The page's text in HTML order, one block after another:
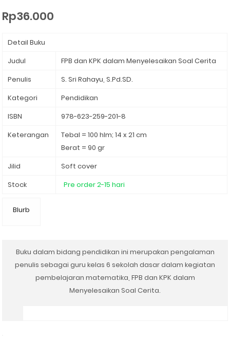
Rp36.000
Detail Buku
Judul
FPB dan KPK dalam Menyelesaikan Soal Cerita
Penulis
S. Sri Rahayu, S.Pd.SD.
Kategori
Pendidikan
ISBN
978-623-259-201-8
Keterangan
Tebal = 100 hlm; 14 x 21 cm
Berat = 90 gr
Jilid
Soft cover
Stock
Pre order 2-15 hari
Blurb
Buku dalam bidang pendidikan ini merupakan pengalaman
penulis sebagai guru kelas 6 sekolah dasar dalam kegiatan
pembelajaran matematika, FPB dan KPK dalam
Menyelesaikan Soal Cerita.